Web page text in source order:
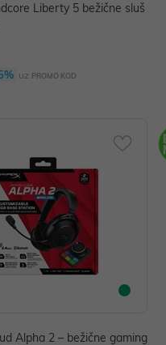
Liberty 5 bežične sluš
uz PROMO KOD
Alpha 2 – bežične gaming